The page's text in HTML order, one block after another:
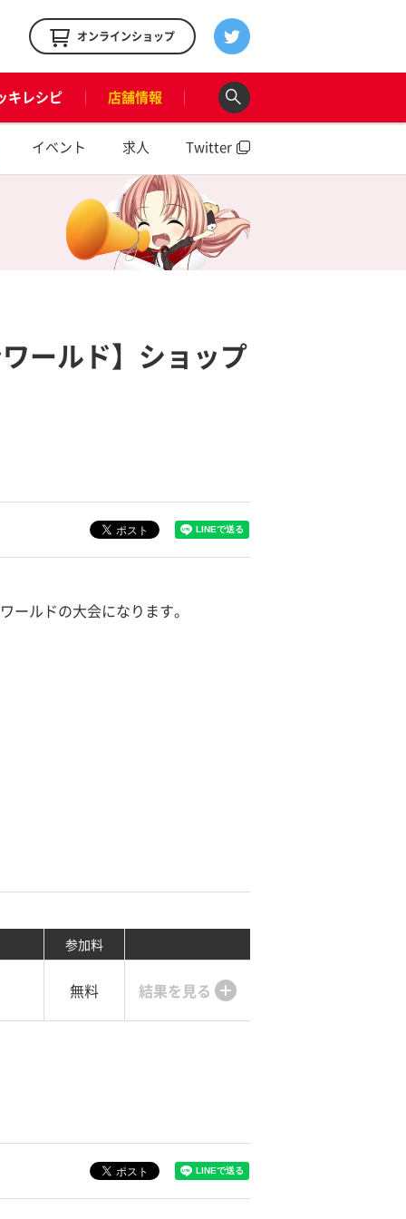
オンラインショップ
キレシピ 店舗情報
イベント 求人 Twitter
ールド】ショップ
ールドの大会になります。
参加料
無料 結果を見る